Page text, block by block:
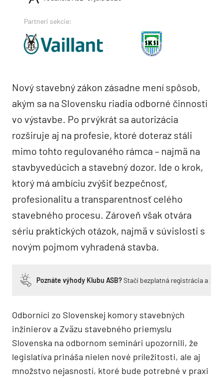
Partneri sekcie:
Nový stavebný zákon zásadne mení spôsob,
akým sa na Slovensku riadia odborné činnosti
vo výstavbe. Po prvýkrát sa autorizácia
rozširuje aj na profesie, ktoré doteraz stáli
mimo tohto regulovaného rámca – najmä na
stavbyvedúcich a stavebný dozor. Ide o krok,
ktorý má ambíciu zvýšiť bezpečnosť,
profesionalitu a transparentnosť celého
stavebného procesu. Zároveň však otvára
sériu praktických otázok, najmä v súvislosti s
novým pojmom vyhradená stavba.
Poznáte výhody Klubu ASB?Stačí bezplatná registrácia a
Odborníci zo Slovenskej komory stavebných
inžinierov a Zväzu stavebného priemyslu
Slovenska na odbornom seminári upozornili, že
legislatíva prináša nielen nové príležitosti, ale aj
množstvo nejasností, ktoré bude potrebné v praxi